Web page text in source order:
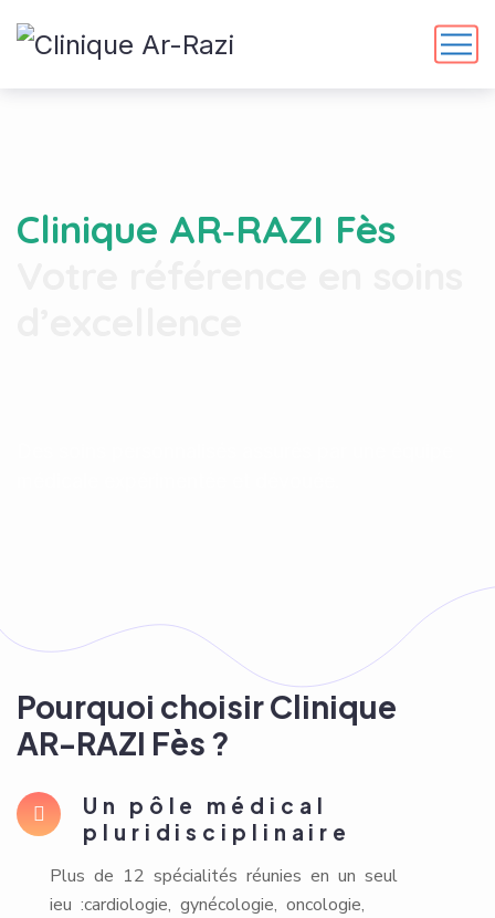
Clinique AR‑RAZI Fès
Pourquoi choisir Clinique
AR-RAZI Fès ?
Un pôle médical
pluridisciplinaire
Plus de 12 spécialités réunies en un seul
ieu :cardiologie, gynécologie, oncologie,